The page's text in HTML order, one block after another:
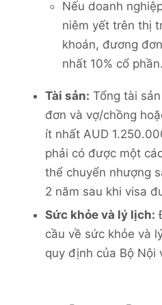
Nếu doanh
niêm yết trên thị
khoán, đương
nhất 10% cổ phần.
Tài sản: Tổng tài
đơn và vợ/chồng
ít nhất AUD
phải có được một
thể chuyển nhượng
2 năm sau khi visa
Sức khỏe và lý lịch:
cầu về sức khỏe và
quy định của Bộ Nội